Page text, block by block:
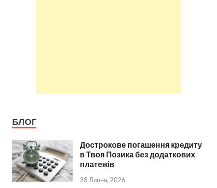
БЛОГ
Дострокове погашення кредиту
в Твоя Позика без додаткових
платежів
28 Липня, 2026